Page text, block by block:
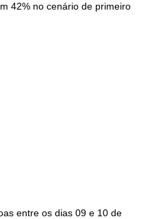
42% no cenário de primeiro
entre os dias 09 e 10 de